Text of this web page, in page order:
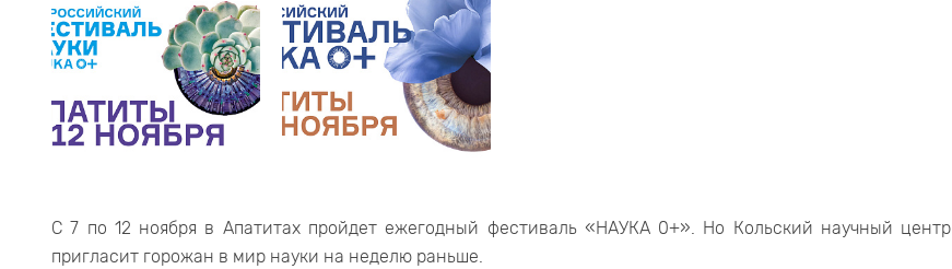
С 7 по 12 ноября в Апатитах пройдет ежегодный фестиваль «НАУКА 0+». Но Кольский научный центр
пригласит горожан в мир науки на неделю раньше.